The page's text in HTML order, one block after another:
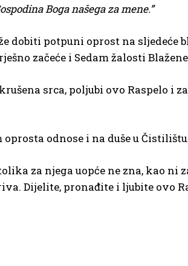
Boga našega za mene.”
dobiti potpuni oprost na sljedeće
začeće i Sedam žalosti
srca, poljubi ovo Raspelo i
odnose i na duše u
za njega uopće ne zna, kao ni
Dijelite, pronađite i ljubite ovo